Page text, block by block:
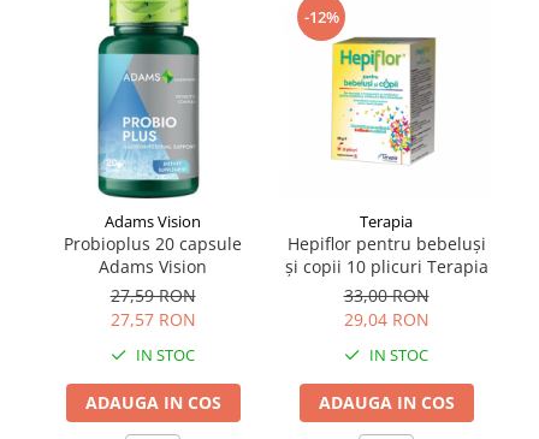
Tuse gat si respiratie
Vitamine si minerale
Adams Vision
Probioplus 20 capsule
Adams Vision
27,59 RON
27,57 RON
IN STOC
ADAUGA IN COS
-12%
Terapia
Hepiflor pentru bebeluși
și copii 10 plicuri Terapia
33,00 RON
29,04 RON
IN STOC
ADAUGA IN COS